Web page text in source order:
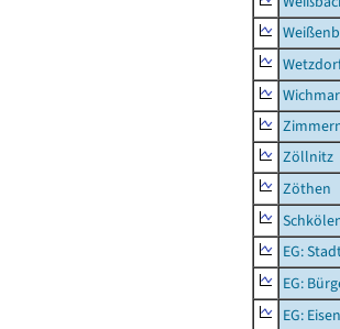
Wichmar
Zöllnitz
Zöthen
EG:
EG:
EG: